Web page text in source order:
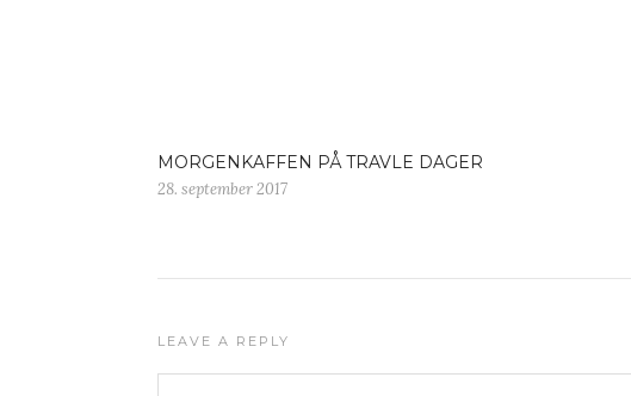
MORGENKAFFEN PÅ TRAVLE DAGER
28. september 2017
LEAVE A REPLY